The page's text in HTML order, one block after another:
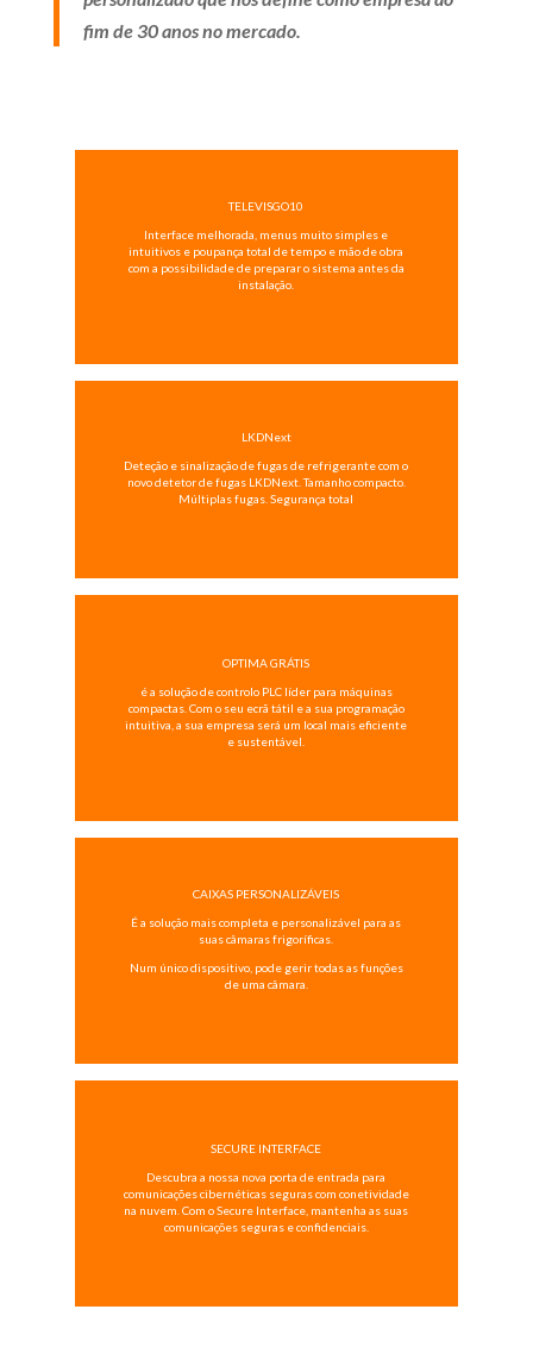
fim de 30 anos no mercado.
TELEVISGO10
Interface melhorada, menus muito simples e
intuitivos e poupança total de tempo e mão de obra
com a possibilidade de preparar o sistema antes da
instalação.
LKDNext
Deteção e sinalização de fugas de refrigerante com o
novo detetor de fugas LKDNext. Tamanho compacto.
Múltiplas fugas. Segurança total
OPTIMA GRÁTIS
é a solução de controlo PLC líder para máquinas
compactas. Com o seu ecrã tátil e a sua programação
intuitiva, a sua empresa será um local mais eficiente
e sustentável.
CAIXAS PERSONALIZÁVEIS
É a solução mais completa e personalizável para as
suas câmaras frigoríficas.
Num único dispositivo, pode gerir todas as funções
de uma câmara.
SECURE INTERFACE
Descubra a nossa nova porta de entrada para
comunicações cibernéticas seguras com conetividade
na nuvem. Com o Secure Interface, mantenha as suas
comunicações seguras e confidenciais.